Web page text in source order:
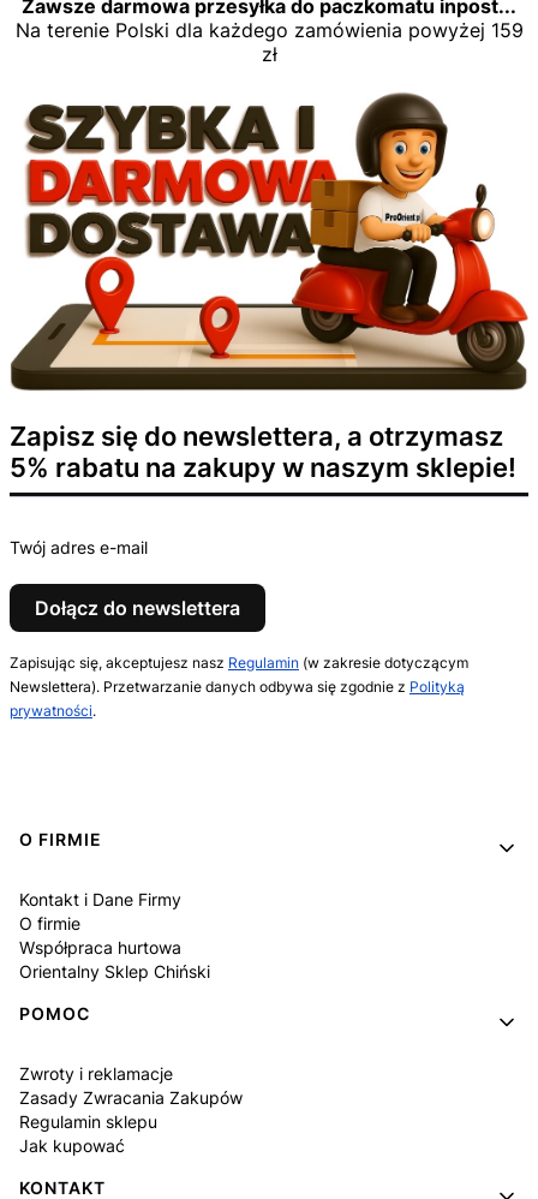
Zawsze darmowa przesyłka do paczkomatu inpost...
Na terenie Polski dla każdego zamówienia powyżej 159
zł
Zapisz się do newslettera, a otrzymasz
5% rabatu na zakupy w naszym sklepie!
Twój adres e-mail
Dołącz do newslettera
Zapisując się, akceptujesz nasz Regulamin (w zakresie dotyczącym
Newslettera). Przetwarzanie danych odbywa się zgodnie z Polityką
prywatności.
Linki w stopce
O FIRMIE
Kontakt i Dane Firmy
O firmie
Współpraca hurtowa
Orientalny Sklep Chiński
POMOC
Zwroty i reklamacje
Zasady Zwracania Zakupów
Regulamin sklepu
Jak kupować
KONTAKT